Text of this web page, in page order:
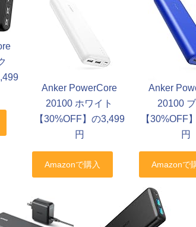
Anker PowerCore
20100 ホワイト
【30%OFF】の3,499
円
Anker
20100
【30%OFF
円